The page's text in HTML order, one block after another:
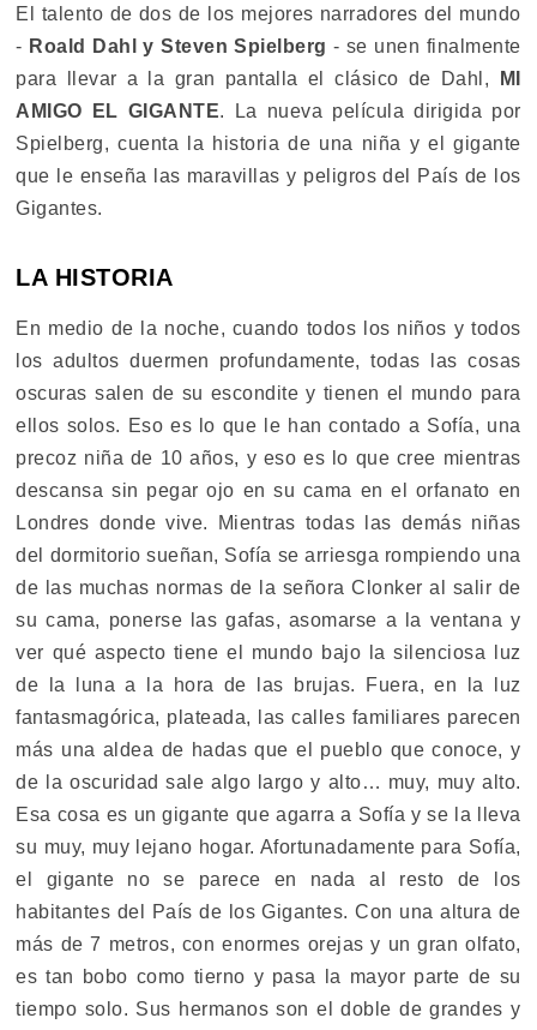
El talento de dos de los mejores narradores del mundo
- Roald Dahl y Steven Spielberg - se unen finalmente
para llevar a la gran pantalla el clásico de Dahl,
MI
AMIGO EL GIGANTE. La nueva película dirigida por
Spielberg, cuenta la historia de una niña y el gigante
que le enseña las maravillas y peligros del País de los
Gigantes.
LA HISTORIA
En medio de la noche, cuando todos los niños y todos
los adultos duermen profundamente, todas las cosas
oscuras salen de su escondite y tienen el mundo para
ellos solos. Eso es lo que le han contado a Sofía, una
precoz niña de 10 años, y eso es lo que cree mientras
descansa sin pegar ojo en su cama en el orfanato en
Londres donde vive. Mientras todas las demás niñas
del dormitorio sueñan, Sofía se arriesga rompiendo una
de las muchas normas de la señora Clonker al salir de
su cama, ponerse las gafas, asomarse a la ventana y
ver qué aspecto tiene el mundo bajo la silenciosa luz
de la luna a la hora de las brujas. Fuera, en la luz
fantasmagórica, plateada, las calles familiares parecen
más una aldea de hadas que el pueblo que conoce, y
de la oscuridad sale algo largo y alto… muy, muy alto.
Esa cosa es un gigante que agarra a Sofía y se la lleva
su muy, muy lejano hogar. Afortunadamente para Sofía,
el gigante no se parece en nada al resto de los
habitantes del País de los Gigantes. Con una altura de
más de 7 metros, con enormes orejas y un gran olfato,
es tan bobo como tierno y pasa la mayor parte de su
tiempo solo. Sus hermanos son el doble de grandes y